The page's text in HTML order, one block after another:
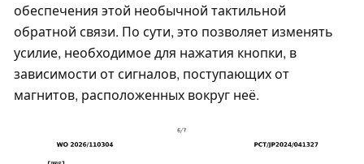
обеспечения этой необычной тактильной
обратной связи. По сути, это позволяет изменять
усилие, необходимое для нажатия кнопки, в
зависимости от сигналов, поступающих от
магнитов, расположенных вокруг неё.